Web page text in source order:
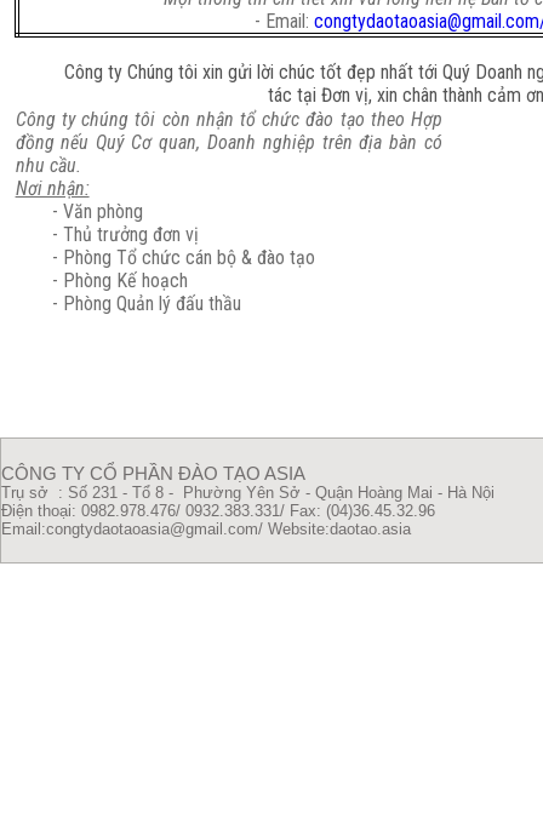
- Email:
Công ty Chúng tôi xin gửi lời chúc tốt đẹp nhất tới Quý Doanh
tác tại Đơn vị, xin chân thành cảm
Công ty chúng tôi còn nhận tổ chức đào tạo theo Hợp
đồng nếu Quý Cơ quan, Doanh nghiệp trên địa bàn có
nhu cầu.
Nơi nhận:
- Văn phòng
- Thủ trưởng đơn vị
- Phòng Tổ chức cán bộ & đào tạo
- Phòng Kế hoạch
- Phòng Quản lý đấu thầu
CÔNG TY CỔ PHẦN ĐÀO TẠO ASIA
Trụ sở : Số 231 - Tổ 8 - Phường Yên Sở - Quận Hoàng Mai - Hà Nội
Điện thoại: 0982.978.476/ 0932.383.331/ Fax: (04)36.45.32.96
Email:congtydaotaoasia@gmail.com/ Website:daotao.asia